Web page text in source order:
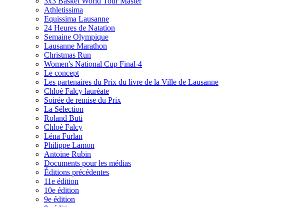
Athletissima
Equissima Lausanne
24 Heures de Natation
Semaine Olympique
Lausanne Marathon
Christmas Run
Women's National Cup Final-4
Le concept
Les partenaires du Prix du livre de la Ville de Lausanne
Chloé Falcy lauréate
Soirée de remise du Prix
La Sélection
Roland Buti
Chloé Falcy
Léna Furlan
Philippe Lamon
Antoine Rubin
Documents pour les médias
Éditions précédentes
11e édition
10e édition
9e édition